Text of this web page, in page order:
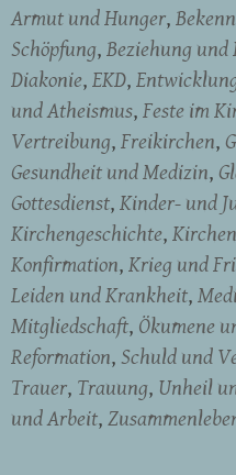
Armut und Hunger
Schöpfung Beziehung und
Diakonie EKD
und Atheismus Feste im
Vertreibung Freikirchen
Gesundheit und Medizin
Gottesdienst Kinder- und
Kirchengeschichte
Konfirmation Krieg und
Leiden und Krankheit
Mitgliedschaft Ökumene
Reformation Schuld und
Trauer Trauung Unheil
und Arbeit